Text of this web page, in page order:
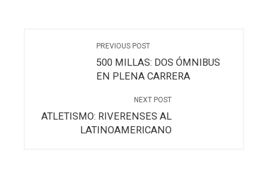
PREVIOUS POST
500 MILLAS: DOS ÓMNIBUS
EN PLENA CARRERA
NEXT POST
ATLETISMO: RIVERENSES AL
LATINOAMERICANO